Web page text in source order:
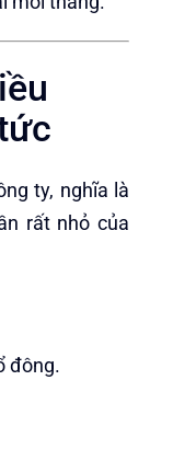
ty, nghĩa là
rất nhỏ của
đông.